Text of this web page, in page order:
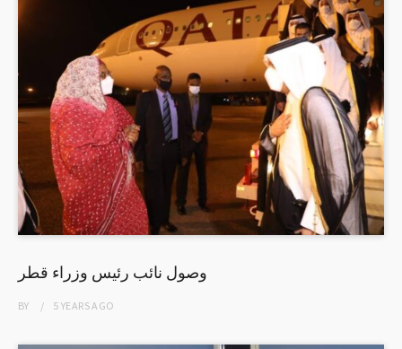
وصول نائب رئيس وزراء قطر
BY 5 YEARSAGO